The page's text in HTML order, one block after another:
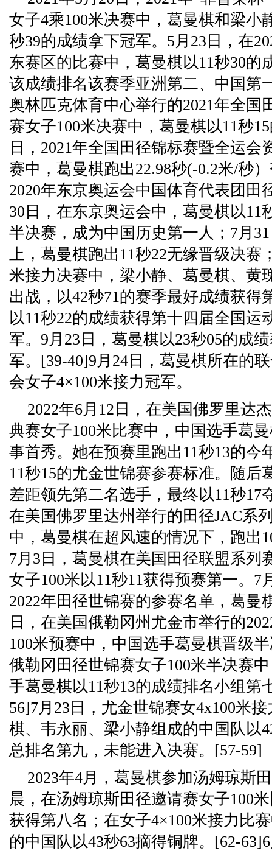
女子4乘100米决赛中，葛曼棋和梁小
秒39的成绩拿下冠军。5月23日，在
东赛区的比赛中，葛曼棋以11秒30的
该成绩排名该赛季亚洲第二、中国第
奥林匹克体育中心举行的2021年全国
赛女子100米决赛中，葛曼棋以11秒
日，2021年全国田径锦标赛暨全运会
赛中，葛曼棋跑出22.98秒(-0.2米/秒
2020年东京奥运会中国体育代表团田
30日，在东京奥运会中，葛曼棋以11
半决赛，成为中国历史第一人；7月
上，葛曼棋跑出11秒22无缘晋级决赛
米接力决赛中，梁小静、葛曼棋、黄
出战，以42秒71的赛季最好成绩获得
以11秒22的成绩获得第十四届全国运
军。9月23日，葛曼棋以23秒05的成
军。[39-40]9月24日，葛曼棋所在的
会女子4×100米接力冠军。
2022年6月12日，在美国佛罗里达
典赛女子100米比赛中，中国选手葛
事首秀。她在预赛里跑出11秒13的今
11秒15的尤金世锦赛参赛标准。随后
差距领先第二名选手，最终以11秒17
在美国佛罗里达州举行的田径JAC系
中，葛曼棋在超风速的情况下，跑出
7月3日，葛曼棋在美国田径联盟系列
女子100米以11秒11获得预赛第一。7
2022年田径世锦赛的参赛名单，葛曼
日，在美国俄勒冈州尤金市举行的
100米预赛中，中国选手葛曼棋晋级
俄勒冈田径世锦赛女子100米半决赛
手葛曼棋以11秒13的成绩排名小组第
56]7月23日，尤金世锦赛女4x100米
棋、韦永丽、梁小静组成的中国队以
总排名第九，未能进入决赛。[57-59]
2023年4月，葛曼棋参加汤姆琼斯
晨，在汤姆琼斯田径邀请赛女子100
获得第八名；在女子4×100米接力比
的中国队以43秒63摘得铜牌。[62-